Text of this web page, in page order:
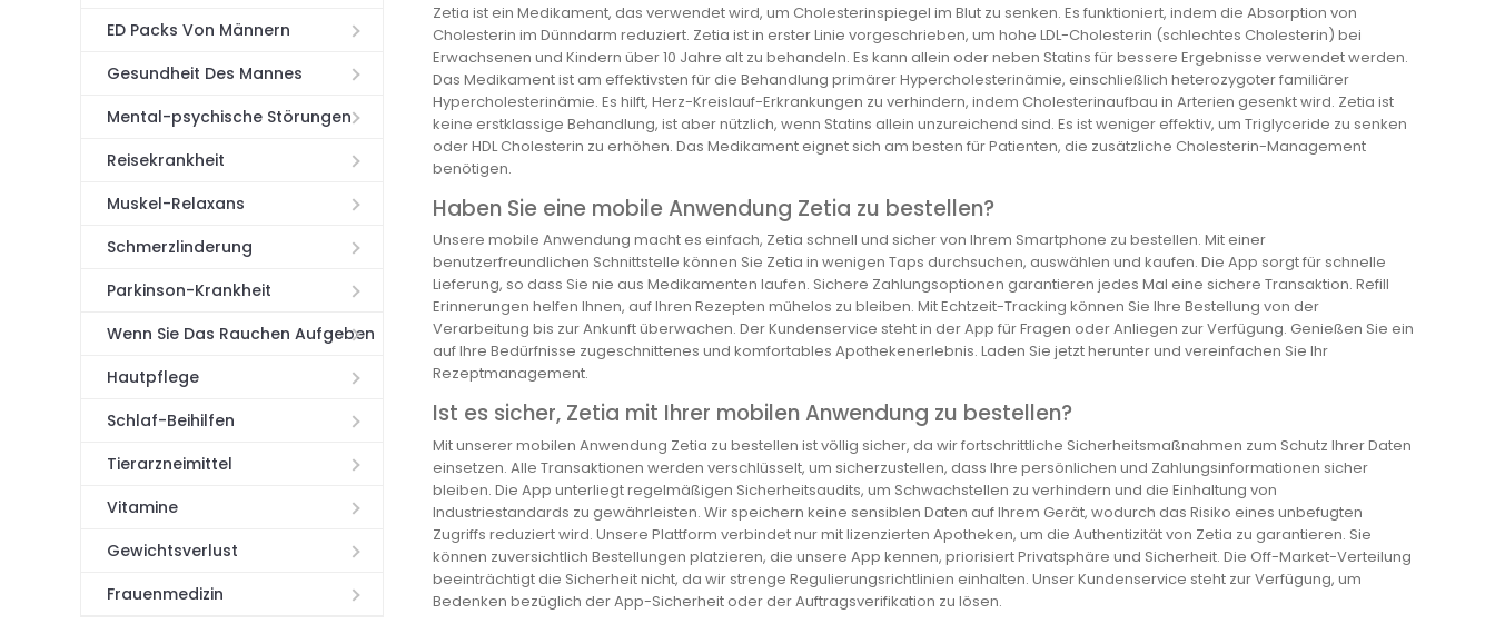
ED Packs Von Männern
Gesundheit Des Mannes
Mental-psychische Störungen
Reisekrankheit
Muskel-Relaxans
Schmerzlinderung
Parkinson-Krankheit
Wenn Sie Das Rauchen Aufgeben
Hautpflege
Schlaf-Beihilfen
Tierarzneimittel
Vitamine
Gewichtsverlust
Frauenmedizin
Zetia ist ein Medikament, das verwendet wird, um Cholesterinspiegel im Blut zu senken. Es funktioniert, indem die Absorption von
Cholesterin im Dünndarm reduziert. Zetia ist in erster Linie vorgeschrieben, um hohe LDL-Cholesterin (schlechtes Cholesterin) bei
Erwachsenen und Kindern über 10 Jahre alt zu behandeln. Es kann allein oder neben Statins für bessere Ergebnisse verwendet werden.
Das Medikament ist am effektivsten für die Behandlung primärer Hypercholesterinämie, einschließlich heterozygoter familiärer
Hypercholesterinämie. Es hilft, Herz-Kreislauf-Erkrankungen zu verhindern, indem Cholesterinaufbau in Arterien gesenkt wird. Zetia ist
keine erstklassige Behandlung, ist aber nützlich, wenn Statins allein unzureichend sind. Es ist weniger effektiv, um Triglyceride zu senken
oder HDL Cholesterin zu erhöhen. Das Medikament eignet sich am besten für Patienten, die zusätzliche Cholesterin-Management
benötigen.
Haben Sie eine mobile Anwendung Zetia zu bestellen?
Unsere mobile Anwendung macht es einfach, Zetia schnell und sicher von Ihrem Smartphone zu bestellen. Mit einer
benutzerfreundlichen Schnittstelle können Sie Zetia in wenigen Taps durchsuchen, auswählen und kaufen. Die App sorgt für schnelle
Lieferung, so dass Sie nie aus Medikamenten laufen. Sichere Zahlungsoptionen garantieren jedes Mal eine sichere Transaktion. Refill
Erinnerungen helfen Ihnen, auf Ihren Rezepten mühelos zu bleiben. Mit Echtzeit-Tracking können Sie Ihre Bestellung von der
Verarbeitung bis zur Ankunft überwachen. Der Kundenservice steht in der App für Fragen oder Anliegen zur Verfügung. Genießen Sie ein
auf Ihre Bedürfnisse zugeschnittenes und komfortables Apothekenerlebnis. Laden Sie jetzt herunter und vereinfachen Sie Ihr
Rezeptmanagement.
Ist es sicher, Zetia mit Ihrer mobilen Anwendung zu bestellen?
Mit unserer mobilen Anwendung Zetia zu bestellen ist völlig sicher, da wir fortschrittliche Sicherheitsmaßnahmen zum Schutz Ihrer Daten
einsetzen. Alle Transaktionen werden verschlüsselt, um sicherzustellen, dass Ihre persönlichen und Zahlungsinformationen sicher
bleiben. Die App unterliegt regelmäßigen Sicherheitsaudits, um Schwachstellen zu verhindern und die Einhaltung von
Industriestandards zu gewährleisten. Wir speichern keine sensiblen Daten auf Ihrem Gerät, wodurch das Risiko eines unbefugten
Zugriffs reduziert wird. Unsere Plattform verbindet nur mit lizenzierten Apotheken, um die Authentizität von Zetia zu garantieren. Sie
können zuversichtlich Bestellungen platzieren, die unsere App kennen, priorisiert Privatsphäre und Sicherheit. Die Off-Market-Verteilung
beeinträchtigt die Sicherheit nicht, da wir strenge Regulierungsrichtlinien einhalten. Unser Kundenservice steht zur Verfügung, um
Bedenken bezüglich der App-Sicherheit oder der Auftragsverifikation zu lösen.